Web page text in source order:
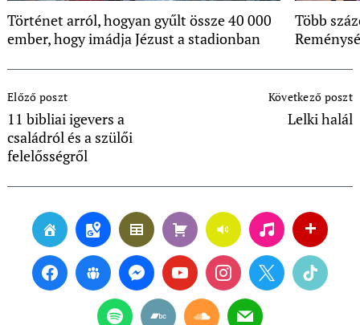
Történet arról, hogyan gyűlt össze 40 000
ember, hogy imádja Jézust a stadionban
Több
Navigation
Előző poszt
11 bibliai igevers a
családról és a szülői
felelősségről
Következő poszt
Lelki halál